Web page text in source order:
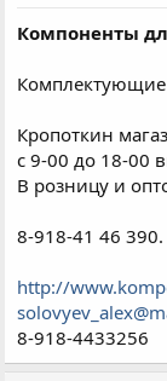
Компоненты
Комплектующие
Кропоткин
c 9-00 до 18-00
В розницу и
8-918-41 46 390.
http://
8-918-4433256